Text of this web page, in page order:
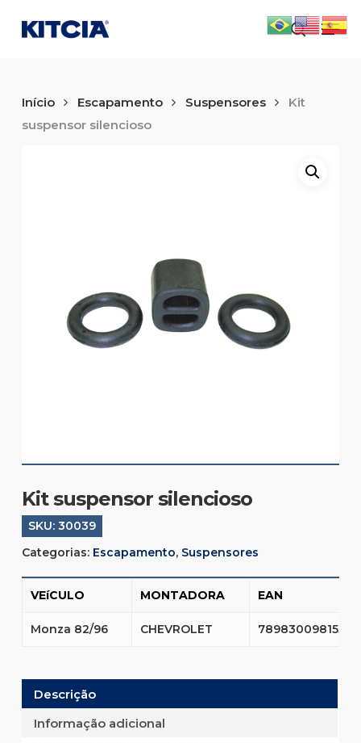
main
search
Início Escapamento Suspensores
Kit
suspensor silencioso
Kit suspensor silencioso
SKU: 30039
Categorias: Escapamento, Suspensores
VEíCULO MONTADORA EAN
Monza 82/96 CHEVROLET 7898300981555
Descrição
Informação adicional